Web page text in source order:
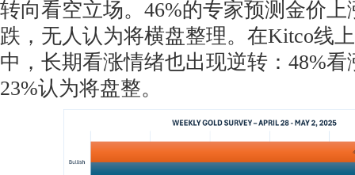
转向看空立场。46%的专家预测金价上
跌，无人认为将横盘整理。在Kitco线
中，长期看涨情绪也出现逆转：48%看
23%认为将盘整。